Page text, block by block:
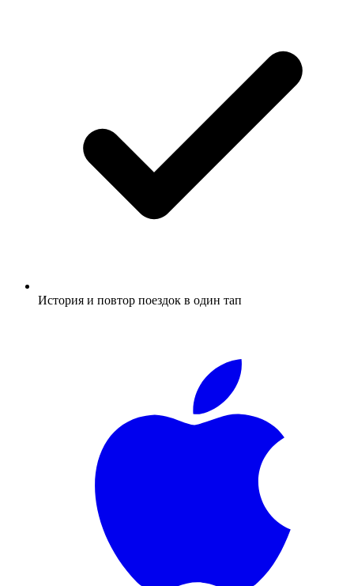
История и повтор поездок в один тап